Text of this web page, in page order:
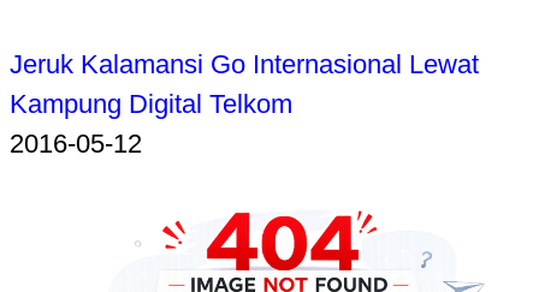
Jeruk Kalamansi Go Internasional Lewat
Kampung Digital Telkom
2016-05-12